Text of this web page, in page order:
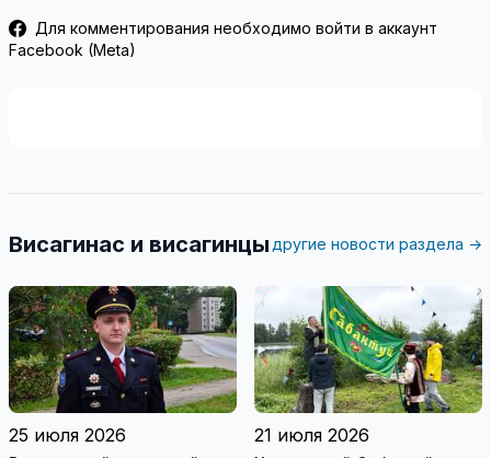
Для комментирования необходимо войти в аккаунт
Facebook (Meta)
Висагинас и висагинцы другие новости раздела →
25 июля 2026 21 июля 2026